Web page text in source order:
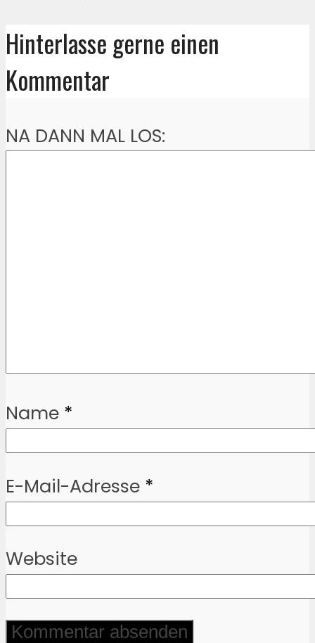
Hinterlasse gerne einen
Kommentar
NA DANN MAL LOS:
Name *
E-Mail-Adresse *
Website